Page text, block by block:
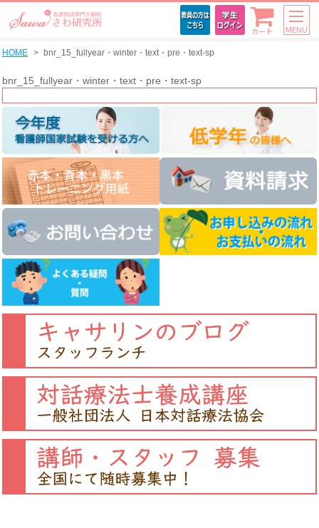
カート MENU
HOME bnr_15_fullyear・winter・text・pre・text-sp
bnr_15_fullyear・winter・text・pre・text-sp